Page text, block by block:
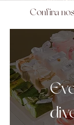
Confira